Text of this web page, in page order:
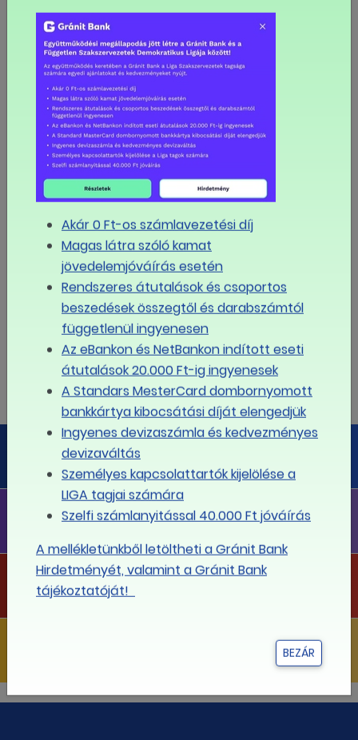
augusztus
Ke Sze Csü Pé
28 29 30 31
4 5 6 7
11 12 13 14
18 19 20 21 22
25 26 27
1 2 3 4 5
LIGA PÉNZÜGYI PORTÁL
Megoldás minden pénzügyi kérdésre
LIGA FLOTTA
LIGA PROJEKTEK
Projektjeink
Akár 0 Ft-os számlavezetési díj
Magas látra szóló kamat
jövedelemjóváírás esetén
Rendszeres átutalások és csoportos
beszedések összegtől és darabszámtól
függetlenül ingyenesen
Az eBankon és NetBankon indított eseti
átutalások 20.000 Ft-ig ingyenesek
A Standars MesterCard dombornyomott
bankkártya kibocsátási díját elengedjük
Ingyenes devizaszámla és kedvezményes
devizaváltás
Személyes kapcsolattartók kijelölése a
LIGA tagjai számára
Szelfi számlanyitással 40.000 Ft jóváírás
A mellékletünkből letöltheti a Gránit Bank
Hirdetményét, valamint a Gránit Bank
tájékoztatóját!
BEZÁR